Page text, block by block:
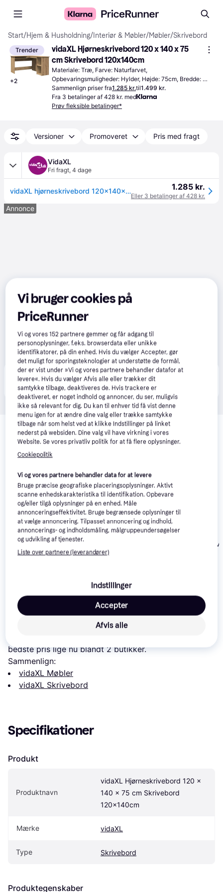
Start/Hjem & Husholdning/ Interiør & Møbler/Møbler/Skrivebord
Trender
+2
vidaXL Hjørneskrivebord 120 x 140 x 75
cm Skrivebord 120x140cm
Materiale: Træ, Farve: Naturfarvet,
Opbevaringsmuligheder: Hylder, Højde: 75cm, Bredde:
140cm, Dybde: 120cm
Sammenlign priser fra1.285 kr.til1.499 kr.
Fra 3 betalinger af 428 kr. med
Prøv fleksible betalinger*
Versioner Promoveret Pris med fragt
VidaXL
Fri fragt, 4 dage
vidaXL hjørneskrivebord 120x140x75 cm konstrueret træ artisan egetræ 1.285 kr.
Eller 3 betalinger af 428 kr.
Annonce
Produktet fås også hos 1 butik , som ikke er betalende
kunde i denne kategori.
Relaterede produkter
Se vores forslag til andre produkter, der matcher dine
-173 kr.
Tvilum Function
Skrivebord
48.1x120.1cm
Trender
Naver Collection AK
vidaXL -
Læs om produktet
vidaXL Hjørneskrivebord 120 x 140 x
bedste pris lige nu blandt 2 butikker.
Sammenlign:
vidaXL Møbler
vidaXL Skrivebord
Specifikationer
Produkt
Produktnavn
vidaXL Hjørneskrivebord 120 x
140 x 75 cm Skrivebord
120x140cm
Mærke vidaXL
Type Skrivebord
Produktegenskaber
Vi bruger cookies på
PriceRunner
Vi og vores152 partnere gemmer og får adgang til
personoplysninger, f.eks. browserdata eller unikke
identifikatorer, på din enhed. Hvis du vælger Accepter, gør
det muligt for sporingsteknologier at understøtte de formål,
der er vist under »Vi og vores partnere behandler datafor at
levere«. Hvis du vælger Afvis alle eller trækker dit
samtykke tilbage, deaktiveres de. Hvis trackere er
deaktiveret, er noget indhold og annoncer, du ser, muligvis
ikke så relevant for dig. Du kan til enhver tid få vist denne
menu igen for at ændre dine valg eller trække samtykke
tilbage når som helst ved at klikke Indstillinger på linket
nederst på websiden. Dine valg vil have virkning i vores
Website. Se vores privatliv politik for at få flere oplysninger.
Cookiepolitik
Vi og vores partnere behandler data for at levere
Bruge præcise geografiske placeringsoplysninger. Aktivt
scanne enhedskarakteristika til identifikation. Opbevare
og/eller tilgå oplysninger på en enhed. Måle
annonceringseffektivitet. Bruge begrænsede oplysninger til
at vælge annoncering. Tilpasset annoncering og indhold,
annoncerings- og indholdsmåling, målgruppeundersøgelser
og udvikling af tjenester.
Liste over partnere (leverandører)
Indstillinger
Afvis alle
Accepter